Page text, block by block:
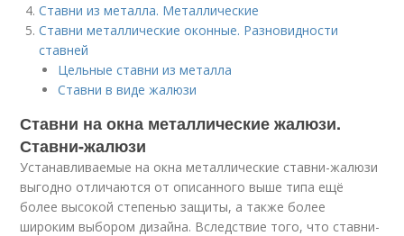
Ставни из металла. Металлические
Ставни металлические оконные. Разновидности
ставней
Цельные ставни из металла
Ставни в виде жалюзи
Ставни на окна металлические жалюзи.
Ставни-жалюзи
Устанавливаемые на окна металлические ставни-жалюзи
выгодно отличаются от описанного выше типа ещё
более высокой степенью защиты, а также более
широким выбором дизайна. Вследствие того, что ставни-